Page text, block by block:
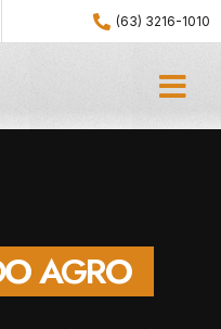
(63) 3216-1010
AGRO